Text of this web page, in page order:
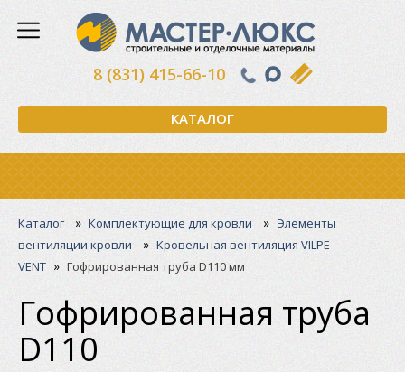
КАТАЛОГ
8 (831) 415-66-10
Каталог» Комплектующие для кровли » Элементы
вентиляции кровли » Кровельная вентиляция VILPE
VENT » Гофрированная труба D110 мм
Гофрированная труба
D110